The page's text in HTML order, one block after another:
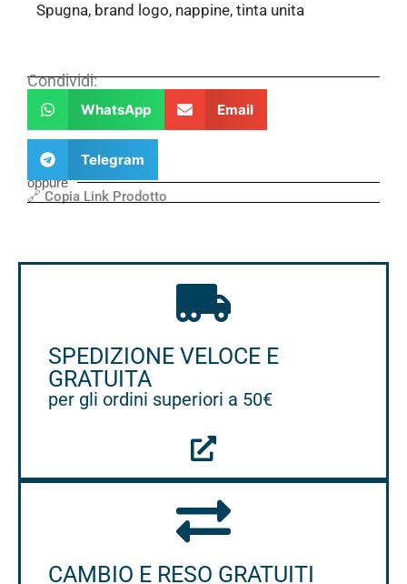
Spugna, brand logo, nappine, tinta unita
Condividi:
WhatsApp Email
Telegram
oppure
🔗 Copia Link Prodotto
SPEDIZIONE VELOCE E
GRATUITA
per gli ordini superiori a 50€
CAMBIO E RESO GRATUITI